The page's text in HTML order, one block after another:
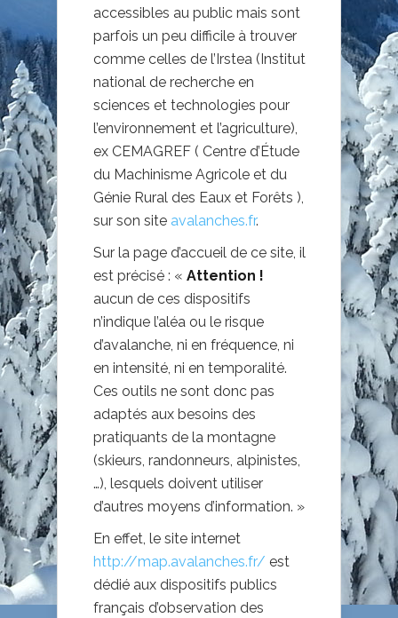
accessibles au public mais sont
parfois un peu difficile à trouver
comme celles de l’Irstea (Institut
national de recherche en
sciences et technologies pour
l’environnement et l’agriculture),
ex CEMAGREF ( Centre d’Étude
du Machinisme Agricole et du
Génie Rural des Eaux et Forêts ),
sur son site avalanches.fr.
Sur la page d’accueil de ce site, il
est précisé : « Attention !
aucun de ces dispositifs
n’indique l’aléa ou le risque
d’avalanche, ni en fréquence, ni
en intensité, ni en temporalité.
Ces outils ne sont donc pas
adaptés aux besoins des
pratiquants de la montagne
(skieurs, randonneurs, alpinistes,
…), lesquels doivent utiliser
d’autres moyens d’information. »
En effet, le site internet
http://map.avalanches.fr/ est
dédié aux dispositifs publics
français d’observation des